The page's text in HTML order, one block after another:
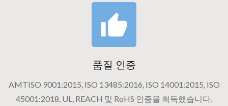
품질 인증
AMTISO 9001:2015, ISO 13485:2016, ISO 14001:2015, ISO
45001:2018, UL, REACH 및 RoHS 인증을 획득했습니다.